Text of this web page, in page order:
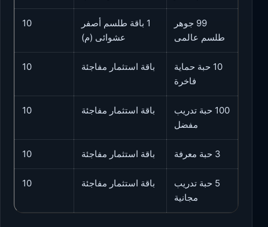
99 جوهر
طلسم عالمى
1 باقة طلسم أصفر
عشوائى (م)
10
10 حبة حماية
فاخرة
باقة استثمار مفاجئة 10
100 حبة تدريب
مفضل
باقة استثمار مفاجئة 10
3 حبة معرفة باقة استثمار مفاجئة 10
5 حبة تدريب
مجانية
باقة استثمار مفاجئة 10